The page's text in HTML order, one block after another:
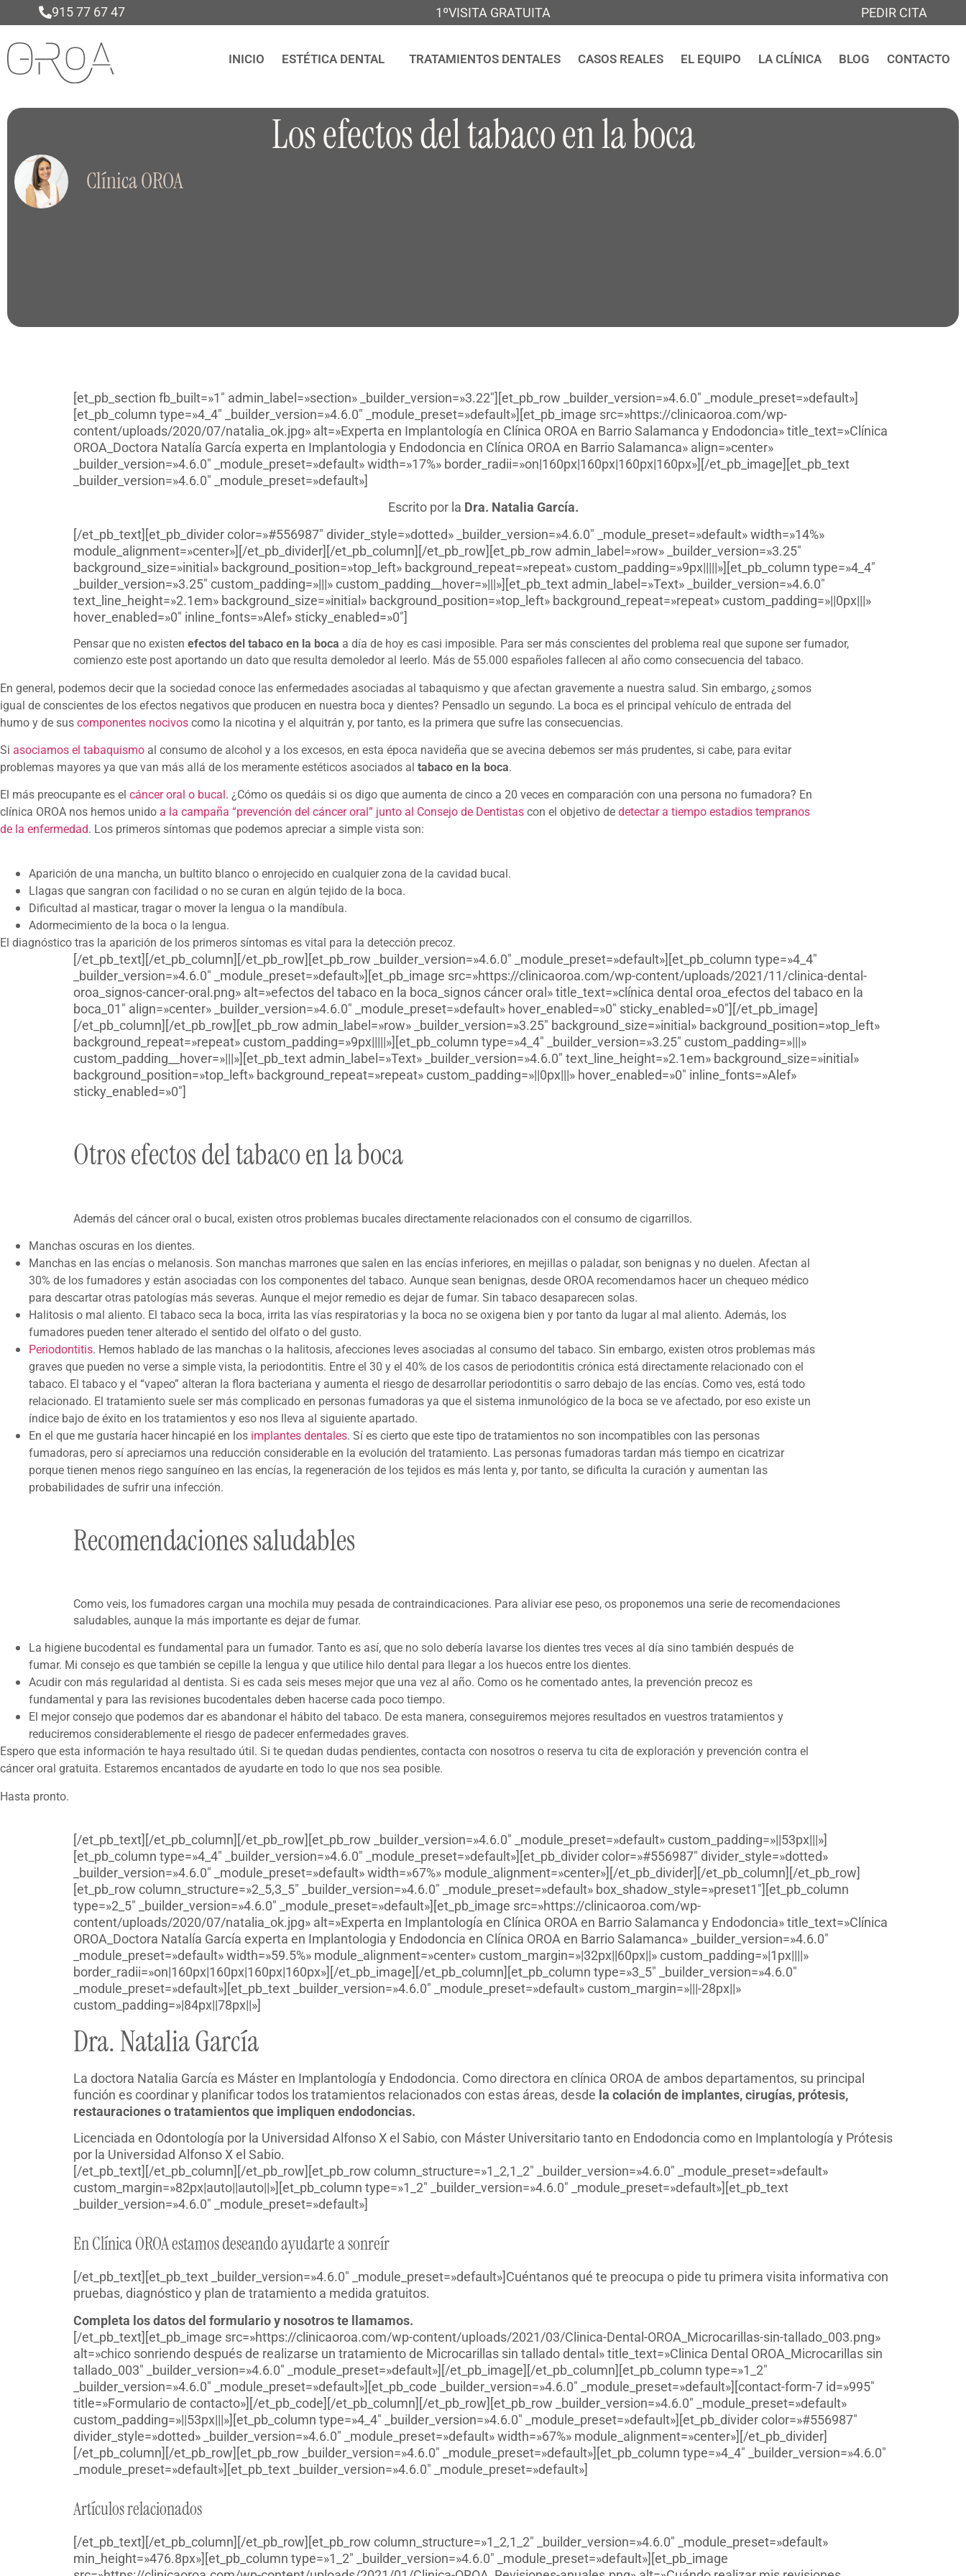
915 77 67 47 1ºVISITA GRATUITA PEDIR CITA
INICIO ESTÉTICA DENTAL TRATAMIENTOS DENTALES CASOS REALES EL EQUIPO LA CLÍNICA BLOG CONTACTO
Los efectos del tabaco en la boca
Clínica OROA
[et_pb_section fb_built=»1″ admin_label=»section» _builder_version=»3.22″][et_pb_row _builder_version=»4.6.0″ _module_preset=»default»]
[et_pb_column type=»4_4″ _builder_version=»4.6.0″ _module_preset=»default»][et_pb_image src=»https://clinicaoroa.com/wp-
content/uploads/2020/07/natalia_ok.jpg» alt=»Experta en Implantología en Clínica OROA en Barrio Salamanca y Endodoncia» title_text=»Clínica
OROA_Doctora Natalía García experta en Implantologia y Endodoncia en Clínica OROA en Barrio Salamanca» align=»center»
_builder_version=»4.6.0″ _module_preset=»default» width=»17%» border_radii=»on|160px|160px|160px|160px»][/et_pb_image][et_pb_text
_builder_version=»4.6.0″ _module_preset=»default»]
Escrito por la Dra. Natalia García.
[/et_pb_text][et_pb_divider color=»#556987″ divider_style=»dotted» _builder_version=»4.6.0″ _module_preset=»default» width=»14%»
module_alignment=»center»][/et_pb_divider][/et_pb_column][/et_pb_row][et_pb_row admin_label=»row» _builder_version=»3.25″
background_size=»initial» background_position=»top_left» background_repeat=»repeat» custom_padding=»9px|||||»][et_pb_column type=»4_4″
_builder_version=»3.25″ custom_padding=»|||» custom_padding__hover=»|||»][et_pb_text admin_label=»Text» _builder_version=»4.6.0″
text_line_height=»2.1em» background_size=»initial» background_position=»top_left» background_repeat=»repeat» custom_padding=»||0px|||»
hover_enabled=»0″ inline_fonts=»Alef» sticky_enabled=»0″]
Pensar que no existen efectos del tabaco en la boca a día de hoy es casi imposible. Para ser más conscientes del problema real que supone ser fumador,
comienzo este post aportando un dato que resulta demoledor al leerlo. Más de 55.000 españoles fallecen al año como consecuencia del tabaco.
En general, podemos decir que la sociedad conoce las enfermedades asociadas al tabaquismo y que afectan gravemente a nuestra salud. Sin embargo, ¿somos
igual de conscientes de los efectos negativos que producen en nuestra boca y dientes? Pensadlo un segundo. La boca es el principal vehículo de entrada del
humo y de sus componentes nocivos como la nicotina y el alquitrán y, por tanto, es la primera que sufre las consecuencias.
Si asociamos el tabaquismo al consumo de alcohol y a los excesos, en esta época navideña que se avecina debemos ser más prudentes, si cabe, para evitar
problemas mayores ya que van más allá de los meramente estéticos asociados al tabaco en la boca.
El más preocupante es el cáncer oral o bucal . ¿Cómo os quedáis si os digo que aumenta de cinco a 20 veces en comparación con una persona no fumadora? En
clínica OROA nos hemos unido a la campaña “prevención del cáncer oral” junto al Consejo de Dentistas con el objetivo de detectar a tiempo estadios tempranos
de la enfermedad. Los primeros síntomas que podemos apreciar a simple vista son:
Aparición de una mancha, un bultito blanco o enrojecido en cualquier zona de la cavidad bucal.
Llagas que sangran con facilidad o no se curan en algún tejido de la boca.
Dificultad al masticar, tragar o mover la lengua o la mandíbula.
Adormecimiento de la boca o la lengua.
El diagnóstico tras la aparición de los primeros síntomas es vital para la detección precoz.
[/et_pb_text][/et_pb_column][/et_pb_row][et_pb_row _builder_version=»4.6.0″ _module_preset=»default»][et_pb_column type=»4_4″
_builder_version=»4.6.0″ _module_preset=»default»][et_pb_image src=»https://clinicaoroa.com/wp-content/uploads/2021/11/clinica-dental-
oroa_signos-cancer-oral.png» alt=»efectos del tabaco en la boca_signos cáncer oral» title_text=»clínica dental oroa_efectos del tabaco en la
boca_01″ align=»center» _builder_version=»4.6.0″ _module_preset=»default» hover_enabled=»0″ sticky_enabled=»0″][/et_pb_image]
[/et_pb_column][/et_pb_row][et_pb_row admin_label=»row» _builder_version=»3.25″ background_size=»initial» background_position=»top_left»
background_repeat=»repeat» custom_padding=»9px|||||»][et_pb_column type=»4_4″ _builder_version=»3.25″ custom_padding=»|||»
custom_padding__hover=»|||»][et_pb_text admin_label=»Text» _builder_version=»4.6.0″ text_line_height=»2.1em» background_size=»initial»
background_position=»top_left» background_repeat=»repeat» custom_padding=»||0px|||» hover_enabled=»0″ inline_fonts=»Alef»
sticky_enabled=»0″]
Otros efectos del tabaco en la boca
Además del cáncer oral o bucal, existen otros problemas bucales directamente relacionados con el consumo de cigarrillos.
Manchas oscuras en los dientes.
Manchas en las encías o melanosis. Son manchas marrones que salen en las encías inferiores, en mejillas o paladar, son benignas y no duelen. Afectan al
30% de los fumadores y están asociadas con los componentes del tabaco. Aunque sean benignas, desde OROA recomendamos hacer un chequeo médico
para descartar otras patologías más severas. Aunque el mejor remedio es dejar de fumar. Sin tabaco desaparecen solas.
Halitosis o mal aliento. El tabaco seca la boca, irrita las vías respiratorias y la boca no se oxigena bien y por tanto da lugar al mal aliento. Además, los
fumadores pueden tener alterado el sentido del olfato o del gusto.
Periodontitis. Hemos hablado de las manchas o la halitosis, afecciones leves asociadas al consumo del tabaco. Sin embargo, existen otros problemas más
graves que pueden no verse a simple vista, la periodontitis. Entre el 30 y el 40% de los casos de periodontitis crónica está directamente relacionado con el
tabaco. El tabaco y el “vapeo” alteran la flora bacteriana y aumenta el riesgo de desarrollar periodontitis o sarro debajo de las encías. Como ves, está todo
relacionado. El tratamiento suele ser más complicado en personas fumadoras ya que el sistema inmunológico de la boca se ve afectado, por eso existe un
índice bajo de éxito en los tratamientos y eso nos lleva al siguiente apartado.
En el que me gustaría hacer hincapié en los implantes dentales. Sí es cierto que este tipo de tratamientos no son incompatibles con las personas
fumadoras, pero sí apreciamos una reducción considerable en la evolución del tratamiento. Las personas fumadoras tardan más tiempo en cicatrizar
porque tienen menos riego sanguíneo en las encías, la regeneración de los tejidos es más lenta y, por tanto, se dificulta la curación y aumentan las
probabilidades de sufrir una infección.
Recomendaciones saludables
Como veis, los fumadores cargan una mochila muy pesada de contraindicaciones. Para aliviar ese peso, os proponemos una serie de recomendaciones
saludables, aunque la más importante es dejar de fumar.
La higiene bucodental es fundamental para un fumador. Tanto es así, que no solo debería lavarse los dientes tres veces al día sino también después de
fumar. Mi consejo es que también se cepille la lengua y que utilice hilo dental para llegar a los huecos entre los dientes.
Acudir con más regularidad al dentista. Si es cada seis meses mejor que una vez al año. Como os he comentado antes, la prevención precoz es
fundamental y para las revisiones bucodentales deben hacerse cada poco tiempo.
El mejor consejo que podemos dar es abandonar el hábito del tabaco. De esta manera, conseguiremos mejores resultados en vuestros tratamientos y
reduciremos considerablemente el riesgo de padecer enfermedades graves.
Espero que esta información te haya resultado útil. Si te quedan dudas pendientes, contacta con nosotros o reserva tu cita de exploración y prevención contra el
cáncer oral gratuita. Estaremos encantados de ayudarte en todo lo que nos sea posible.
Hasta pronto.
[/et_pb_text][/et_pb_column][/et_pb_row][et_pb_row _builder_version=»4.6.0″ _module_preset=»default» custom_padding=»||53px|||»]
[et_pb_column type=»4_4″ _builder_version=»4.6.0″ _module_preset=»default»][et_pb_divider color=»#556987″ divider_style=»dotted»
_builder_version=»4.6.0″ _module_preset=»default» width=»67%» module_alignment=»center»][/et_pb_divider][/et_pb_column][/et_pb_row]
[et_pb_row column_structure=»2_5,3_5″ _builder_version=»4.6.0″ _module_preset=»default» box_shadow_style=»preset1″][et_pb_column
type=»2_5″ _builder_version=»4.6.0″ _module_preset=»default»][et_pb_image src=»https://clinicaoroa.com/wp-
content/uploads/2020/07/natalia_ok.jpg» alt=»Experta en Implantología en Clínica OROA en Barrio Salamanca y Endodoncia» title_text=»Clínica
OROA_Doctora Natalía García experta en Implantologia y Endodoncia en Clínica OROA en Barrio Salamanca» _builder_version=»4.6.0″
_module_preset=»default» width=»59.5%» module_alignment=»center» custom_margin=»|32px||60px||» custom_padding=»|1px||||»
border_radii=»on|160px|160px|160px|160px»][/et_pb_image][/et_pb_column][et_pb_column type=»3_5″ _builder_version=»4.6.0″
_module_preset=»default»][et_pb_text _builder_version=»4.6.0″ _module_preset=»default» custom_margin=»|||-28px||»
custom_padding=»|84px||78px||»]
Dra. Natalia García
La doctora Natalia García es Máster en Implantología y Endodoncia. Como directora en clínica OROA de ambos departamentos, su principal
función es coordinar y planificar todos los tratamientos relacionados con estas áreas, desde la colación de implantes, cirugías, prótesis,
restauraciones o tratamientos que impliquen endodoncias.
Licenciada en Odontología por la Universidad Alfonso X el Sabio, con Máster Universitario tanto en Endodoncia como en Implantología y Prótesis
por la Universidad Alfonso X el Sabio.
[/et_pb_text][/et_pb_column][/et_pb_row][et_pb_row column_structure=»1_2,1_2″ _builder_version=»4.6.0″ _module_preset=»default»
custom_margin=»82px|auto||auto||»][et_pb_column type=»1_2″ _builder_version=»4.6.0″ _module_preset=»default»][et_pb_text
_builder_version=»4.6.0″ _module_preset=»default»]
En Clínica OROA estamos deseando ayudarte a sonreír
[/et_pb_text][et_pb_text _builder_version=»4.6.0″ _module_preset=»default»]Cuéntanos qué te preocupa o pide tu primera visita informativa con
pruebas, diagnóstico y plan de tratamiento a medida gratuitos.
Completa los datos del formulario y nosotros te llamamos.
[/et_pb_text][et_pb_image src=»https://clinicaoroa.com/wp-content/uploads/2021/03/Clinica-Dental-OROA_Microcarillas-sin-tallado_003.png»
alt=»chico sonriendo después de realizarse un tratamiento de Microcarillas sin tallado dental» title_text=»Clinica Dental OROA_Microcarillas sin
tallado_003″ _builder_version=»4.6.0″ _module_preset=»default»][/et_pb_image][/et_pb_column][et_pb_column type=»1_2″
_builder_version=»4.6.0″ _module_preset=»default»][et_pb_code _builder_version=»4.6.0″ _module_preset=»default»][contact-form-7 id=»995″
title=»Formulario de contacto»][/et_pb_code][/et_pb_column][/et_pb_row][et_pb_row _builder_version=»4.6.0″ _module_preset=»default»
custom_padding=»||53px|||»][et_pb_column type=»4_4″ _builder_version=»4.6.0″ _module_preset=»default»][et_pb_divider color=»#556987″
divider_style=»dotted» _builder_version=»4.6.0″ _module_preset=»default» width=»67%» module_alignment=»center»][/et_pb_divider]
[/et_pb_column][/et_pb_row][et_pb_row _builder_version=»4.6.0″ _module_preset=»default»][et_pb_column type=»4_4″ _builder_version=»4.6.0″
_module_preset=»default»][et_pb_text _builder_version=»4.6.0″ _module_preset=»default»]
Artículos relacionados
[/et_pb_text][/et_pb_column][/et_pb_row][et_pb_row column_structure=»1_2,1_2″ _builder_version=»4.6.0″ _module_preset=»default»
min_height=»476.8px»][et_pb_column type=»1_2″ _builder_version=»4.6.0″ _module_preset=»default»][et_pb_image